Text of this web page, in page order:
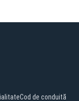
Cod de conduită